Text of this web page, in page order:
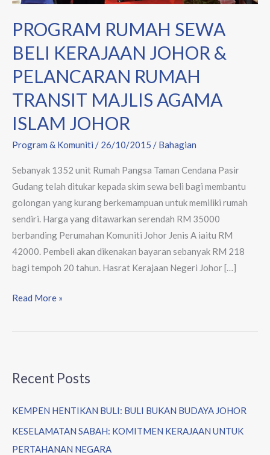
PROGRAM RUMAH SEWA
BELI KERAJAAN JOHOR &
PELANCARAN RUMAH
TRANSIT MAJLIS AGAMA
ISLAM JOHOR
Program & Komuniti / 26/10/2015 / Bahagian
Sebanyak 1352 unit Rumah Pangsa Taman Cendana Pasir
Gudang telah ditukar kepada skim sewa beli bagi membantu
golongan yang kurang berkemampuan untuk memiliki rumah
sendiri. Harga yang ditawarkan serendah RM 35000
berbanding Perumahan Komuniti Johor Jenis A iaitu RM
42000. Pembeli akan dikenakan bayaran sebanyak RM 218
bagi tempoh 20 tahun. Hasrat Kerajaan Negeri Johor […]
RUMAH
MAJLIS
AGAMA
ISLAM
JOHOR
Read More »
Recent Posts
KEMPEN HENTIKAN BULI: BULI BUKAN BUDAYA JOHOR
KESELAMATAN SABAH: KOMITMEN KERAJAAN UNTUK
PERTAHANAN NEGARA